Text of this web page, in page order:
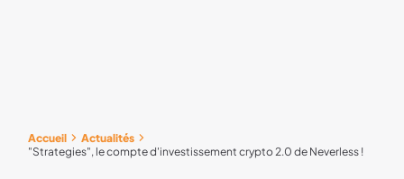
Accueil
Actualités
"Strategies", le compte d'investissement crypto 2.0 de Neverless !